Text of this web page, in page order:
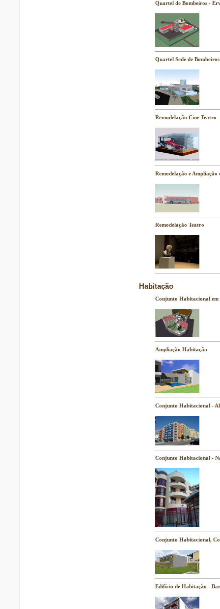
Quartel de Bombeiros -
Quartel Sede de Bombeiros
Remodelação Cine Teatro
Remodelação e
Remodelação Teatro
Habitação
Conjunto Habitacional em
Ampliação Habitação
Conjunto Habitacional -
Conjunto Habitacional -
Conjunto Habitacional,
Edifício de Habitação -